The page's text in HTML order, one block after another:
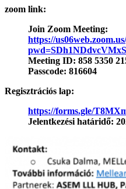
zoom link:
Join Zoom Meeting:
https://
Meeting ID: 858 5350
Passcode: 816604
Regisztrációs lap:
https://forms.gle/
Jelentkezési határidő: